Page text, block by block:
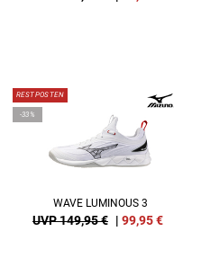
RESTPOSTEN
-33%
WAVE LUMINOUS 3
UVP 149,95 € | 99,95€